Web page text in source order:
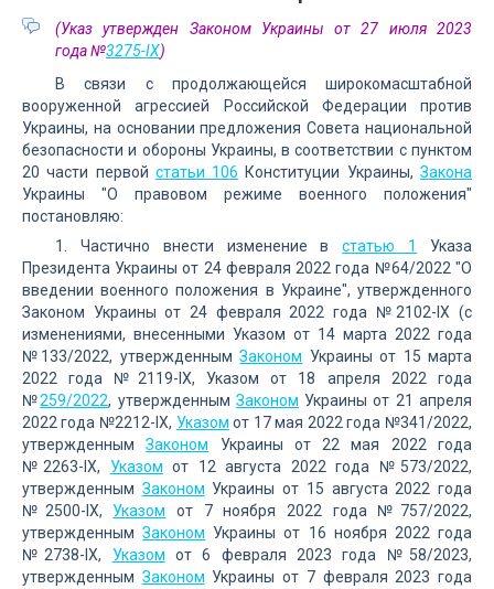
(Указ утвержден Законом Украины от 27 июля 2023
года №3275-IX)
В связи с продолжающейся широкомасштабной
вооруженной агрессией Российской Федерации против
Украины, на основании предложения Совета национальной
безопасности и обороны Украины, в соответствии с пунктом
20 части первой статьи 106 Конституции Украины,Закона
Украины "О правовом режиме военного положения"
постановляю:
1. Частично внести изменение встатью 1
Указа
Президента Украины от 24 февраля 2022 года №64/2022 "О
введении военного положения в Украине", утвержденного
Законом Украины от 24 февраля 2022 года №2102-IX (с
изменениями, внесенными Указом от 14 марта 2022 года
№133/2022, утвержденнымЗаконом Украины от 15 марта
2022 года №2119-IX, Указом от 18 апреля 2022 года
№259/2022, утвержденным Законом Украины от 21 апреля
2022 года №2212-IX, Указом от 17 мая 2022 года №341/2022,
утвержденнымЗаконом Украины от 22 мая 2022 года
№2263-IX, Указом от 12 августа 2022 года №573/2022,
утвержденным Законом Украины от 15 августа 2022 года
№2500-IX, Указом от 7 ноября 2022 года №757/2022,
утвержденнымЗаконом Украины от 16 ноября 2022 года
№2738-IX, Указом от 6 февраля 2023 года №58/2023,
утвержденным Законом Украины от 7 февраля 2023 года